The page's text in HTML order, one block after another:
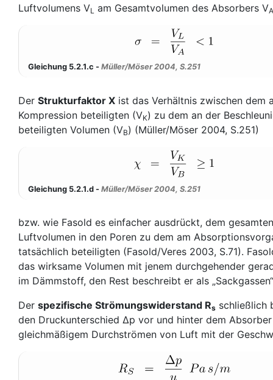
Luftvolumens VL am Gesamtvolumen des Absorbers VA
Gleichung 5.2.1.c - Müller/Möser 2004, S.251
Der Strukturfaktor Χ ist das Verhältnis zwischen dem
Kompression beteiligten (VK) zu dem an der
beteiligten Volumen (VB) (Müller/Möser 2004, S.251)
Gleichung 5.2.1.d - Müller/Möser 2004, S.251
bzw. wie Fasold es einfacher ausdrückt, dem gesamten
Luftvolumen in den Poren zu dem am
tatsächlich beteiligten (Fasold/Veres 2003, S.71).
das wirksame Volumen mit jenem durchgehender
im Dämmstoff, den Rest beschreibt er als
Der spezifische Strömungswiderstand Rs schließlich
den Druckunterschied Δp vor und hinter dem
gleichmäßigem Durchströmen von Luft mit der